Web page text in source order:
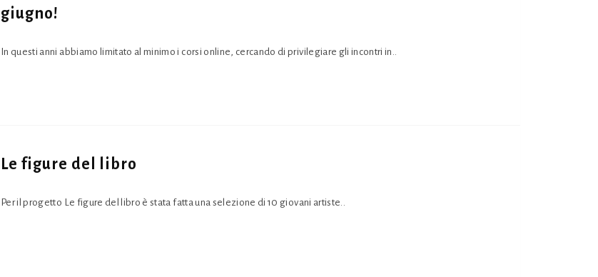
giugno!
In questi anni abbiamo limitato al minimo i corsi online, cercando di privilegiare gli incontri in..
Le figure del libro
Per il progetto Le figure del libro è stata fatta una selezione di 10 giovani artiste..